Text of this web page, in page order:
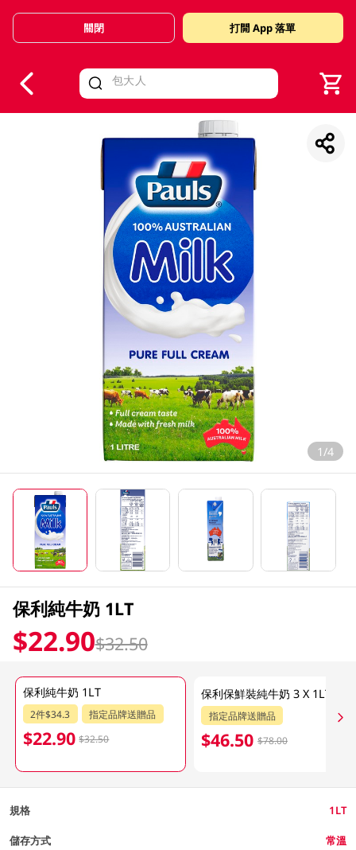
Valid Until 30 June 2026
關閉 打開 App 落單
1/4
保利純牛奶 1LT
$22.90$32.50
保利純牛奶 1LT
2件$34.3 指定品牌送贈品
$22.90 $32.50
指定品牌送贈品
$46.50 $78.00
規格 1LT
儲存方式 常溫